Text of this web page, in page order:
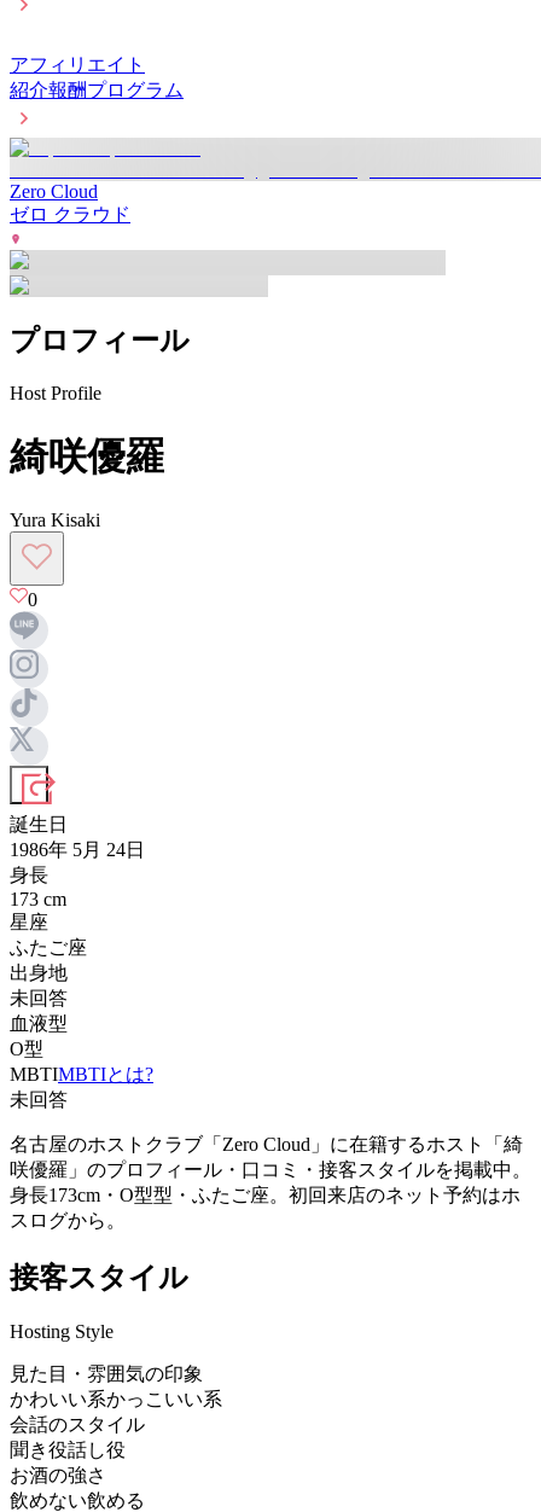
アフィリエイト
紹介報酬プログラム
Zero Cloud
ゼロ クラウド
プロフィール
Host Profile
綺咲優羅
Yura Kisaki
0
誕生日
1986年 5月 24日
身長
173 cm
星座
ふたご座
出身地
未回答
血液型
O型
MBTIMBTIとは?
未回答
名古屋のホストクラブ「Zero Cloud」に在籍するホスト「綺
咲優羅」のプロフィール・口コミ・接客スタイルを掲載中。
身長173cm・O型型・ふたご座。初回来店のネット予約はホ
スログから。
接客スタイル
Hosting Style
見た目・雰囲気の印象
かわいい系かっこいい系
会話のスタイル
聞き役話し役
お酒の強さ
飲めない飲める